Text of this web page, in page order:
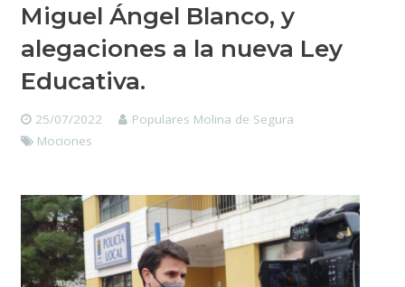
Miguel Ángel Blanco, y
alegaciones a la nueva Ley
Educativa.
25/07/2022
Populares Molina de Segura
Mociones